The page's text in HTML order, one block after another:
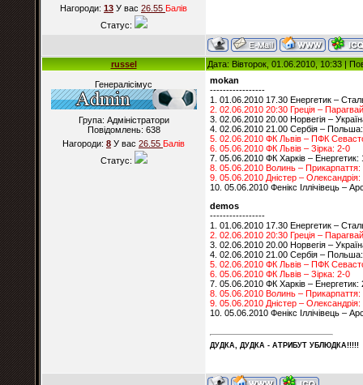
Нагороди: 13 У вас 26.55 Балiв
Статус:
russel Дата: Вівторок, 01.06.2010, 10:33 |
Генералісімус
Група: Адміністратори
Повідомлень: 638
Нагороди: 8 У вас 26.55 Балiв
Статус:
mokan
-----------------
1. 01.06.2010 17.30 Енергетик –
2. 02.06.2010 20:30 Греція –
3. 02.06.2010 20.00 Норвегія –
4. 02.06.2010 21.00 Сербія –
5. 02.06.2010 ФК Львів – ПФК
6. 05.06.2010 ФК Львів – Зірка: 2-0
7. 05.06.2010 ФК Харків – Енергетик:
8. 05.06.2010 Волинь – Прикарпаття:
9. 05.06.2010 Дністер – Олександрія:
10. 05.06.2010 Фенікс Іллічівець –
demos
-----------------
1. 01.06.2010 17.30 Енергетик –
2. 02.06.2010 20:30 Греція –
3. 02.06.2010 20.00 Норвегія –
4. 02.06.2010 21.00 Сербія –
5. 02.06.2010 ФК Львів – ПФК
6. 05.06.2010 ФК Львів – Зірка: 2-0
7. 05.06.2010 ФК Харків – Енергетик:
8. 05.06.2010 Волинь – Прикарпаття:
9. 05.06.2010 Дністер – Олександрія:
10. 05.06.2010 Фенікс Іллічівець –
ДУДКА, ДУДКА - АТРИБУT УБЛЮДКА!!!!!